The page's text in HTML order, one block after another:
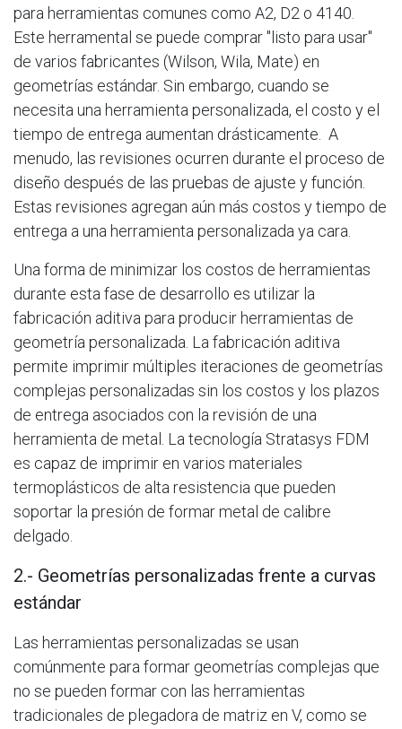
para herramientas comunes como A2, D2 o 4140.
Este herramental se puede comprar "listo para usar"
de varios fabricantes (Wilson, Wila, Mate) en
geometrías estándar. Sin embargo, cuando se
necesita una herramienta personalizada, el costo y el
tiempo de entrega aumentan drásticamente. A
menudo, las revisiones ocurren durante el proceso de
diseño después de las pruebas de ajuste y función.
Estas revisiones agregan aún más costos y tiempo de
entrega a una herramienta personalizada ya cara.
Una forma de minimizar los costos de herramientas
durante esta fase de desarrollo es utilizar la
fabricación aditiva para producir herramientas de
geometría personalizada. La fabricación aditiva
permite imprimir múltiples iteraciones de geometrías
complejas personalizadas sin los costos y los plazos
de entrega asociados con la revisión de una
herramienta de metal. La tecnología Stratasys FDM
es capaz de imprimir en varios materiales
termoplásticos de alta resistencia que pueden
soportar la presión de formar metal de calibre
delgado.
2.- Geometrías personalizadas frente a curvas
estándar
Las herramientas personalizadas se usan
comúnmente para formar geometrías complejas que
no se pueden formar con las herramientas
tradicionales de plegadora de matriz en V, como se